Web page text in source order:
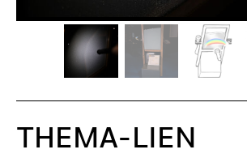
THEMA-LIEN